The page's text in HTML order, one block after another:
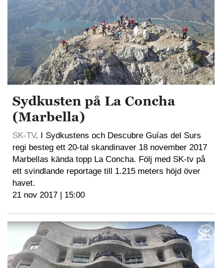
Sydkusten på La Concha
(Marbella)
SK-TV. I Sydkustens och Descubre Guías del Surs
regi besteg ett 20-tal skandinaver 18 november 2017
Marbellas kända topp La Concha. Följ med SK-tv på
ett svindlande reportage till 1.215 meters höjd över
havet.
21 nov 2017 | 15:00